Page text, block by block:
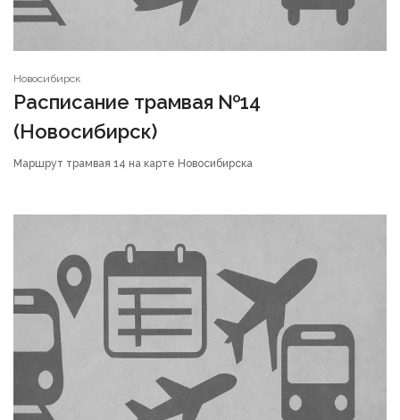
Новосибирск
Расписание трамвая №14
(Новосибирск)
Маршрут трамвая 14 на карте Новосибирска